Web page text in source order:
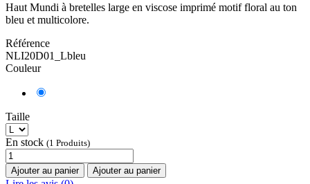
Haut Mundi à bretelles large en viscose imprimé motif floral au ton
bleu et multicolore.
Référence
NLI20D01_Lbleu
Couleur
Taille
En stock (1 Produits)
Ajouter au panier Ajouter au panier